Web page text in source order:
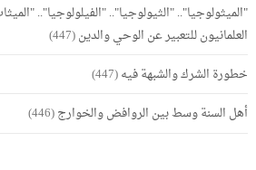
"الميثولوجيا".. "الثيولوجيا".. "الفيلولوجيا"..
العلمانيون للتعبير عن الوحي والدين(447)
خطورة الشرك والشبهة فيه(447)
أهل السنة وسط بين الروافض والخوارج(446)